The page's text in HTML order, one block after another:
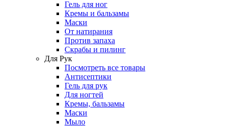
Гель для ног
Кремы и бальзамы
Маски
От натирания
Против запаха
Скрабы и пилинг
Для Рук
Посмотреть все товары
Антисептики
Гель для рук
Для ногтей
Кремы, бальзамы
Маски
Мыло